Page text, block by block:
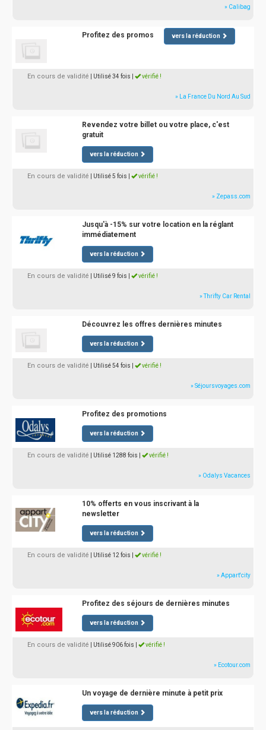
» Calibag
Profitez des promos vers la réduction
En cours de validité | Utilisé 34 fois vérifié !
» La France Du Nord Au Sud
Revendez votre billet ou votre place, c'est
gratuit
vers la réduction
En cours de validité | Utilisé 5 fois vérifié !
» Zepass.com
Jusqu'à -15% sur votre location en la réglant
immédiatement
vers la réduction
En cours de validité | Utilisé 9 fois vérifié !
» Thrifty Car Rental
Découvrez les offres dernières minutes
vers la réduction
En cours de validité | Utilisé 54 fois vérifié !
» Séjoursvoyages.com
Profitez des promotions
vers la réduction
En cours de validité | Utilisé 1288 fois vérifié !
» Odalys Vacances
10% offerts en vous inscrivant à la
newsletter
vers la réduction
En cours de validité | Utilisé 12 fois vérifié !
» Appart'city
Profitez des séjours de dernières minutes
vers la réduction
En cours de validité | Utilisé 906 fois vérifié !
» Ecotour.com
Un voyage de dernière minute à petit prix
vers la réduction